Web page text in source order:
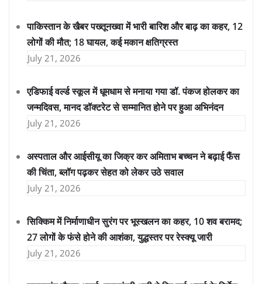
पाकिस्तान के खैबर पख्तूनख्वा में भारी बारिश और बाढ़ का कहर, 12
लोगों की मौत; 18 घायल, कई मकान क्षतिग्रस्त
July 21, 2026
एडिफाई वर्ल्ड स्कूल में धूमधाम से मनाया गया डॉ. पंकज होलकर का
जन्मदिवस, मानद डॉक्टरेट से सम्मानित होने पर हुआ अभिनंदन
July 21, 2026
अस्पताल और आईसीयू का जिक्र कर अमिताभ बच्चन ने बढ़ाई फैंस
की चिंता, ब्लॉग पढ़कर सेहत को लेकर उठे सवाल
July 21, 2026
सिक्किम में निर्माणाधीन सुरंग पर भूस्खलन का कहर, 10 शव बरामद;
27 लोगों के फंसे होने की आशंका, युद्धस्तर पर रेस्क्यू जारी
July 21, 2026